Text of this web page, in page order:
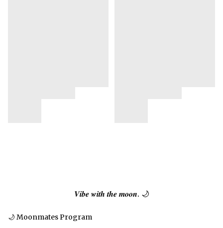
𝑽𝒊𝒃𝒆 𝒘𝒊𝒕𝒉 𝒕𝒉𝒆 𝒎𝒐𝒐𝒏. 🌙
🌙 Moonmates Program